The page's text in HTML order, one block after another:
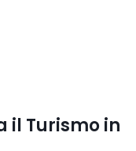
il Turismo in